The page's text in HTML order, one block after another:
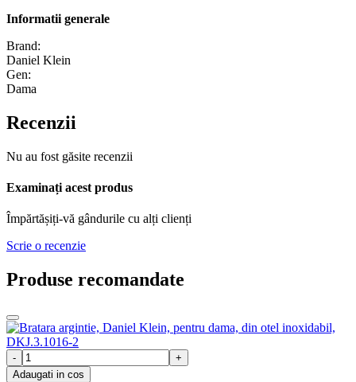
Informatii generale
Brand:
Daniel Klein
Gen:
Dama
Recenzii
Nu au fost găsite recenzii
Examinați acest produs
Împărtășiți-vă gândurile cu alți clienți
Scrie o recenzie
Produse recomandate
Adaugati in cos